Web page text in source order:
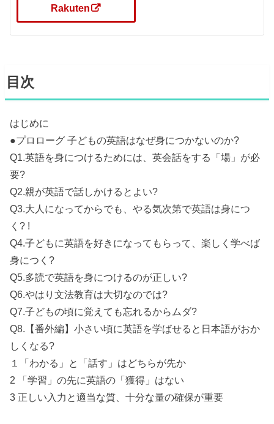
Rakuten
目次
はじめに
●プロローグ 子どもの英語はなぜ身につかないのか?
Q1.英語を身につけるためには、英会話をする「場」が必
要?
Q2.親が英語で話しかけるとよい?
Q3.大人になってからでも、やる気次第で英語は身につ
く? !
Q4.子どもに英語を好きになってもらって、楽しく学べば
身につく?
Q5.多読で英語を身につけるのが正しい?
Q6.やはり文法教育は大切なのでは?
Q7.子どもの頃に覚えても忘れるからムダ?
Q8.【番外編】小さい頃に英語を学ばせると日本語がおか
しくなる?
１「わかる」と「話す」はどちらが先か
2 「学習」の先に英語の「獲得」はない
3 正しい入力と適当な質、十分な量の確保が重要